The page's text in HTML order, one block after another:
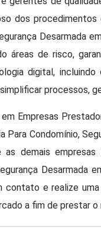
dos
Desarmada
áreas de risco,
digital,
processos,
Empresas
Para Condomínio,
demais
Desarmada
contato e realize
a fim de prestar